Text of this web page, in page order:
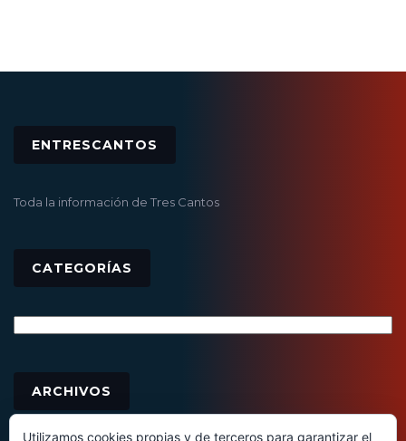
ENTRESCANTOS
Toda la información de Tres Cantos
CATEGORÍAS
ARCHIVOS
Utilizamos cookies propias y de terceros para garantizar el